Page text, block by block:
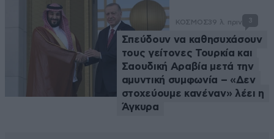
ΚΟΣΜΟΣ39 λ. πριν 3
Σπεύδουν να καθησυχάσουν
τους γείτονες Τουρκία και
Σαουδική Αραβία μετά την
αμυντική συμφωνία – «Δεν
στοχεύουμε κανέναν» λέει η
Άγκυρα